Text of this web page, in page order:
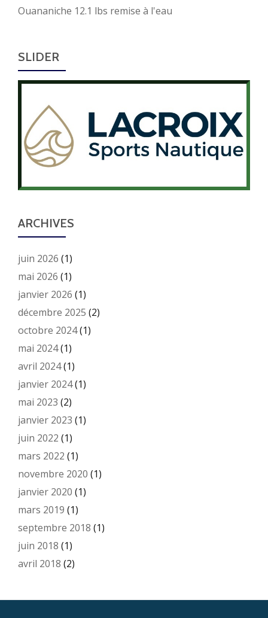
Ouananiche 12.1 lbs remise à l'eau
SLIDER
ARCHIVES
juin 2026 (1)
mai 2026 (1)
janvier 2026 (1)
décembre 2025 (2)
octobre 2024(1)
mai 2024(1)
avril 2024(1)
janvier 2024(1)
mai 2023 (2)
janvier 2023 (1)
juin 2022 (1)
mars 2022 (1)
novembre 2020 (1)
janvier 2020 (1)
mars 2019 (1)
septembre 2018 (1)
juin 2018 (1)
avril 2018 (2)